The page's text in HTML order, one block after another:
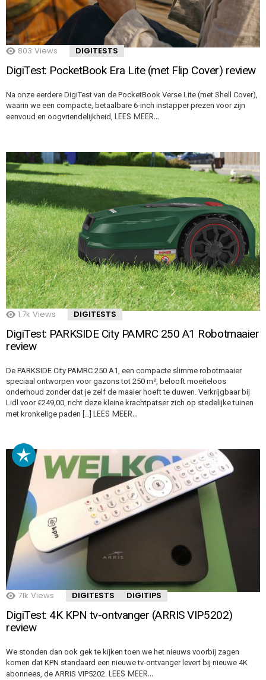
803 Views DIGITESTS
DigiTest: PocketBook Era Lite (met Flip Cover) review
Na onze eerdere DigiTest van de PocketBook Verse Lite (met Shell Cover),
waarin we een compacte, betaalbare 6-inch instapper prezen voor zijn
eenvoud en oogvriendelijkheid, LEES MEER…
1.7k Views DIGITESTS
DigiTest: PARKSIDE City PAMRC 250 A1 Robotmaaier
review
De PARKSIDE City PAMRC 250 A1, een compacte slimme robotmaaier
speciaal ontworpen voor gazons tot 250 m², belooft moeiteloos
onderhoud zonder dat je zelf de maaier hoeft te duwen. Verkrijgbaar bij
Lidl voor €249,00, richt deze kleine krachtpatser zich op stedelijke tuinen
met kronkelige paden […] LEES MEER…
71k Views DIGITESTS DIGITIPS
DigiTest: 4K KPN tv-ontvanger (ARRIS VIP5202)
review
We stonden dan ook gek te kijken toen we het nieuws voorbij zagen
komen dat KPN standaard een nieuwe tv-ontvanger levert bij nieuwe 4K
abonnees, de ARRIS VIP5202. LEES MEER…